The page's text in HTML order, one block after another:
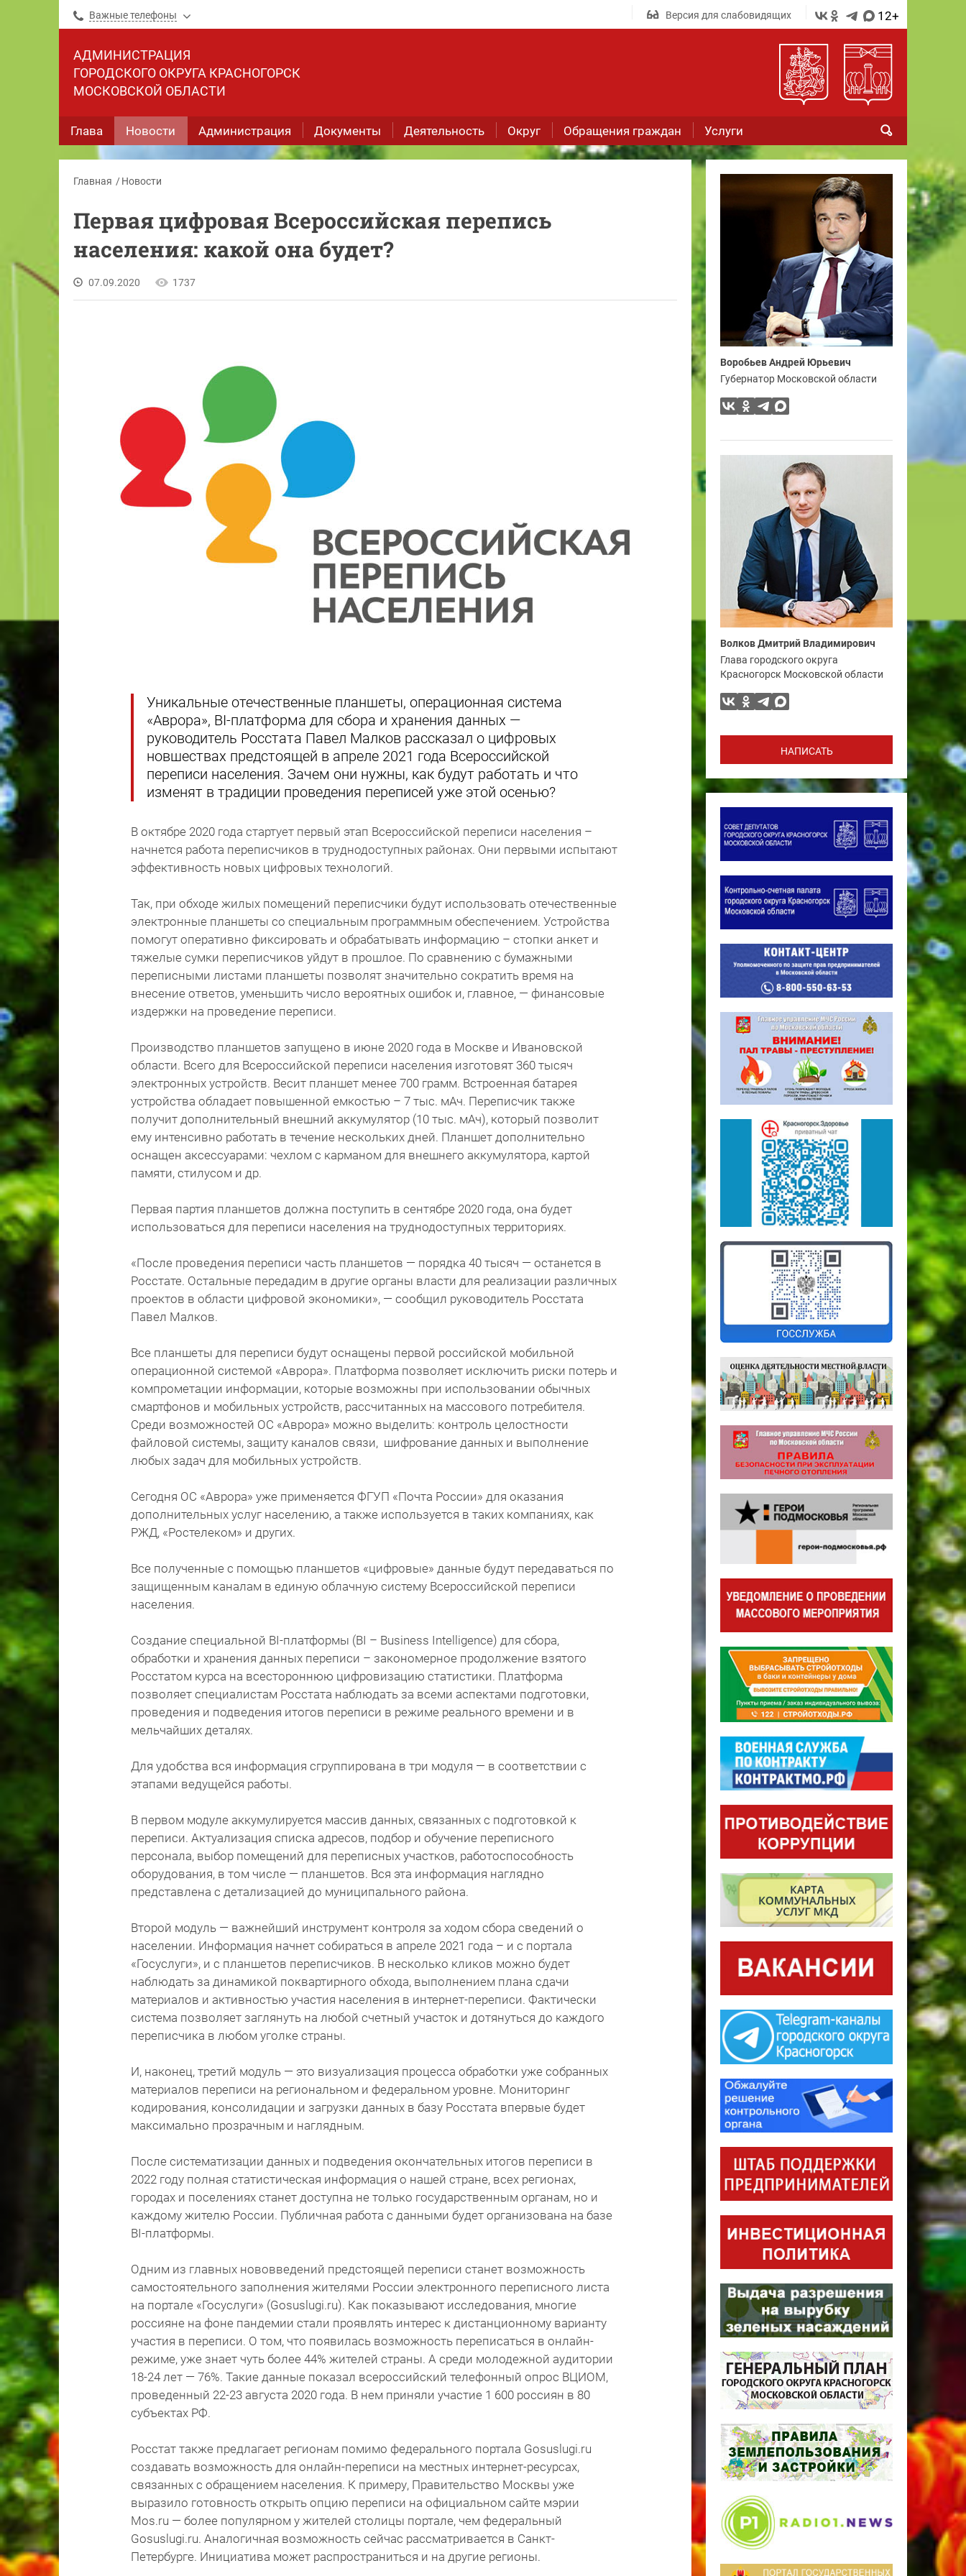
Важные телефоны Версия для слабовидящих 12+
АДМИНИСТРАЦИЯ
ГОРОДСКОГО ОКРУГА КРАСНОГОРСК
МОСКОВСКОЙ ОБЛАСТИ
Глава Новости Администрация Документы Деятельность Округ Обращения граждан Услуги
Главная Новости
Первая цифровая Всероссийская перепись
населения: какой она будет?
07.09.2020 1737
Уникальные отечественные планшеты, операционная система
«Аврора», BI-платформа для сбора и хранения данных —
руководитель Росстата Павел Малков рассказал о цифровых
новшествах предстоящей в апреле 2021 года Всероссийской
переписи населения. Зачем они нужны, как будут работать и что
изменят в традиции проведения переписей уже этой осенью?
В октябре 2020 года стартует первый этап Всероссийской переписи населения –
начнется работа переписчиков в труднодоступных районах. Они первыми испытают
эффективность новых цифровых технологий.
Так, при обходе жилых помещений переписчики будут использовать отечественные
электронные планшеты со специальным программным обеспечением. Устройства
помогут оперативно фиксировать и обрабатывать информацию – стопки анкет и
тяжелые сумки переписчиков уйдут в прошлое. По сравнению с бумажными
переписными листами планшеты позволят значительно сократить время на
внесение ответов, уменьшить число вероятных ошибок и, главное, — финансовые
издержки на проведение переписи.
Производство планшетов запущено в июне 2020 года в Москве и Ивановской
области. Всего для Всероссийской переписи населения изготовят 360 тысяч
электронных устройств. Весит планшет менее 700 грамм. Встроенная батарея
устройства обладает повышенной емкостью – 7 тыс. мАч. Переписчик также
получит дополнительный внешний аккумулятор (10 тыс. мАч), который позволит
ему интенсивно работать в течение нескольких дней. Планшет дополнительно
оснащен аксессуарами: чехлом с карманом для внешнего аккумулятора, картой
памяти, стилусом и др.
Первая партия планшетов должна поступить в сентябре 2020 года, она будет
использоваться для переписи населения на труднодоступных территориях.
«После проведения переписи часть планшетов — порядка 40 тысяч — останется в
Росстате. Остальные передадим в другие органы власти для реализации различных
проектов в области цифровой экономики», — сообщил руководитель Росстата
Павел Малков.
Все планшеты для переписи будут оснащены первой российской мобильной
операционной системой «Аврора». Платформа позволяет исключить риски потерь и
компрометации информации, которые возможны при использовании обычных
смартфонов и мобильных устройств, рассчитанных на массового потребителя.
Среди возможностей ОС «Аврора» можно выделить: контроль целостности
файловой системы, защиту каналов связи, шифрование данных и выполнение
любых задач для мобильных устройств.
Сегодня ОС «Аврора» уже применяется ФГУП «Почта России» для оказания
дополнительных услуг населению, а также используется в таких компаниях, как
РЖД, «Ростелеком» и других.
Все полученные с помощью планшетов «цифровые» данные будут передаваться по
защищенным каналам в единую облачную систему Всероссийской переписи
населения.
Создание специальной BI-платформы (BI – Business Intelligence) для сбора,
обработки и хранения данных переписи – закономерное продолжение взятого
Росстатом курса на всестороннюю цифровизацию статистики. Платформа
позволяет специалистам Росстата наблюдать за всеми аспектами подготовки,
проведения и подведения итогов переписи в режиме реального времени и в
мельчайших деталях.
Для удобства вся информация сгруппирована в три модуля — в соответствии с
этапами ведущейся работы.
В первом модуле аккумулируется массив данных, связанных с подготовкой к
переписи. Актуализация списка адресов, подбор и обучение переписного
персонала, выбор помещений для переписных участков, работоспособность
оборудования, в том числе — планшетов. Вся эта информация наглядно
представлена с детализацией до муниципального района.
Второй модуль — важнейший инструмент контроля за ходом сбора сведений о
населении. Информация начнет собираться в апреле 2021 года – и с портала
«Госуслуги», и с планшетов переписчиков. В несколько кликов можно будет
наблюдать за динамикой поквартирного обхода, выполнением плана сдачи
материалов и активностью участия населения в интернет-переписи. Фактически
система позволяет заглянуть на любой счетный участок и дотянуться до каждого
переписчика в любом уголке страны.
И, наконец, третий модуль — это визуализация процесса обработки уже собранных
материалов переписи на региональном и федеральном уровне. Мониторинг
кодирования, консолидации и загрузки данных в базу Росстата впервые будет
максимально прозрачным и наглядным.
После систематизации данных и подведения окончательных итогов переписи в
2022 году полная статистическая информация о нашей стране, всех регионах,
городах и поселениях станет доступна не только государственным органам, но и
каждому жителю России. Публичная работа с данными будет организована на базе
BI-платформы.
Одним из главных нововведений предстоящей переписи станет возможность
самостоятельного заполнения жителями России электронного переписного листа
на портале «Госуслуги» (Gosuslugi.ru). Как показывают исследования, многие
россияне на фоне пандемии стали проявлять интерес к дистанционному варианту
участия в переписи. О том, что появилась возможность переписаться в онлайн-
режиме, уже знает чуть более 44% жителей страны. А среди молодежной аудитории
18-24 лет — 76%. Такие данные показал всероссийский телефонный опрос ВЦИОМ,
проведенный 22-23 августа 2020 года. В нем приняли участие 1 600 россиян в 80
субъектах РФ.
Росстат также предлагает регионам помимо федерального портала Gosuslugi.ru
создавать возможность для онлайн-переписи на местных интернет-ресурсах,
связанных с обращением населения. К примеру, Правительство Москвы уже
выразило готовность открыть опцию переписи на официальном сайте мэрии
Mos.ru — более популярном у жителей столицы портале, чем федеральный
Gosuslugi.ru. Аналогичная возможность сейчас рассматривается в Санкт-
Петербурге. Инициатива может распространиться и на другие регионы.
Воробьев Андрей Юрьевич
Губернатор Московской области
Волков Дмитрий Владимирович
Глава городского округа
Красногорск Московской области
НАПИСАТЬ